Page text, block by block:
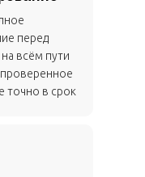
перед
на всём пути
точно в срок